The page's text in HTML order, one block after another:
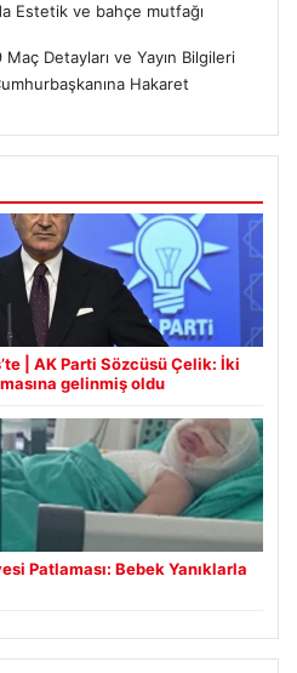
Estetik ve bahçe mutfağı
Detayları ve Yayın Bilgileri
Hakaret
| AK Parti Sözcüsü Çelik: İki
gelinmiş oldu
Patlaması: Bebek Yanıklarla